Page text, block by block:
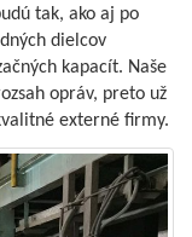
tak, ako aj po
dielcov
kapacít. Naše
opráv, preto už
externé firmy.